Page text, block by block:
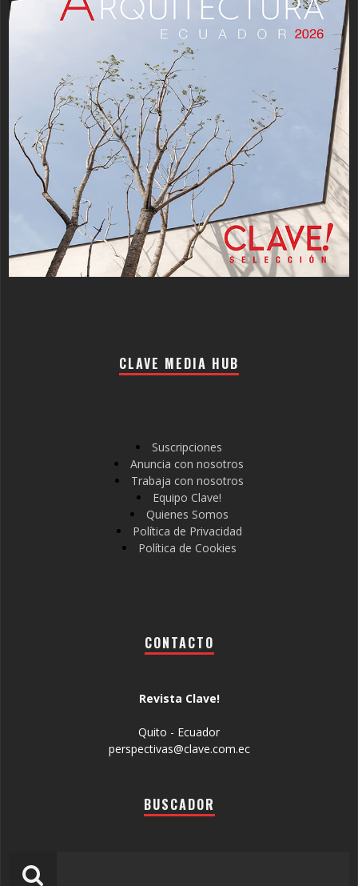
CLAVE MEDIA HUB
Suscripciones
Anuncia con nosotros
Trabaja con nosotros
Equipo Clave!
Quienes Somos
Política de Privacidad
Política de Cookies
CONTACTO
Revista Clave!
Quito - Ecuador
perspectivas@clave.com.ec
BUSCADOR